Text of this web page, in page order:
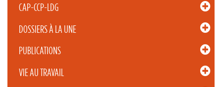
CAP-CCP-LDG
DOSSIERS À LA UNE
PUBLICATIONS
VIE AU TRAVAIL